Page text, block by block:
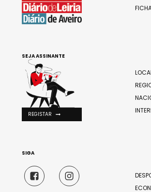
SEJA ASSINANTE
REGISTAR
SIGA